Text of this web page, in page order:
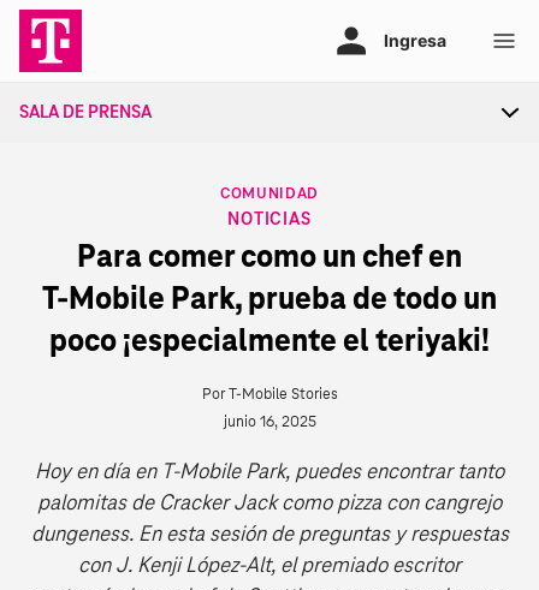
contenido
SALA DE PRENSA
COMUNIDAD
NOTICIAS
Para comer como un chef en
T‑Mobile Park, prueba de todo un
poco ¡especialmente el teriyaki!
Por T-Mobile Stories
junio 16, 2025
Hoy en día en T‑Mobile Park, puedes encontrar tanto
palomitas de Cracker Jack como pizza con cangrejo
dungeness. En esta sesión de preguntas y respuestas
con J. Kenji López-Alt, el premiado escritor